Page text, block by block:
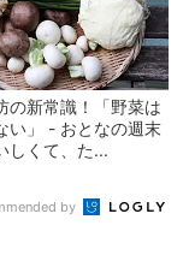
の新常識！「野菜は
い」 - おとなの週末
しくて、た...
by